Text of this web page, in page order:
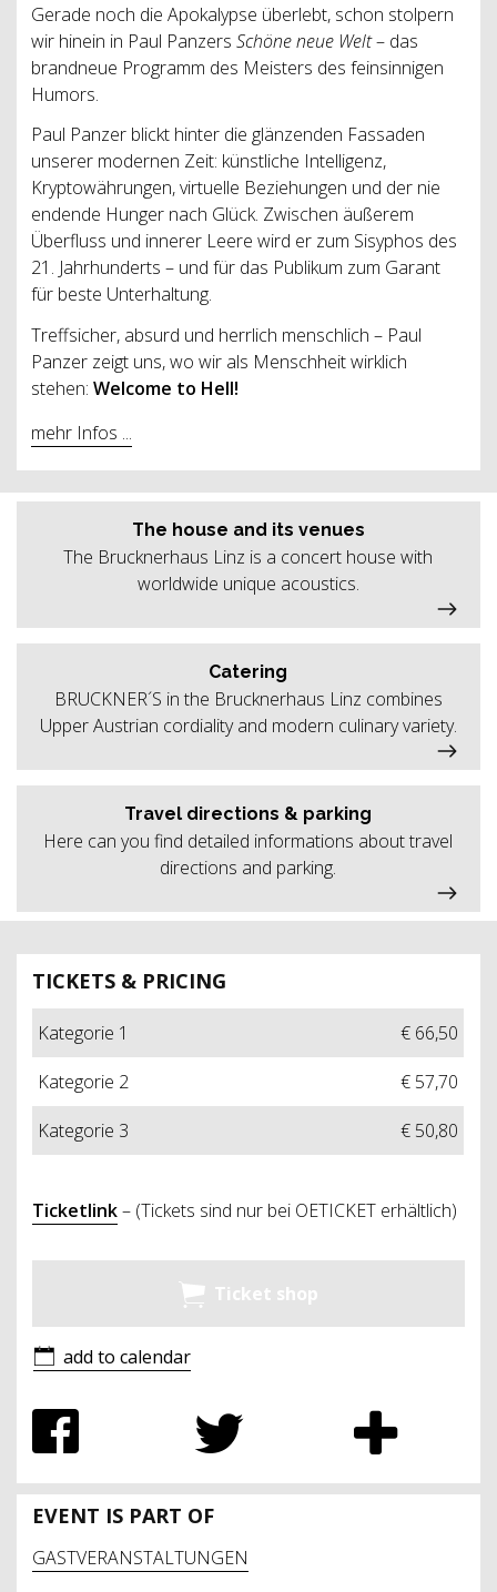
Gerade noch die Apokalypse überlebt, schon stolpern
wir hinein in Paul Panzers Schöne neue Welt– das
brandneue Programm des Meisters des feinsinnigen
Humors.
Paul Panzer blickt hinter die glänzenden Fassaden
unserer modernen Zeit: künstliche Intelligenz,
Kryptowährungen, virtuelle Beziehungen und der nie
endende Hunger nach Glück. Zwischen äußerem
Überfluss und innerer Leere wird er zum Sisyphos des
21. Jahrhunderts – und für das Publikum zum Garant
für beste Unterhaltung.
Treffsicher, absurd und herrlich menschlich – Paul
Panzer zeigt uns, wo wir als Menschheit wirklich
stehen: Welcome to Hell!
mehr Infos ...
TICKETS & PRICING
Kategorie 1
€ 66,50
Kategorie 2
€ 57,70
Kategorie 3
€ 50,80
Ticketlink– (Tickets sind nur bei OETICKET erhältlich)
Ticket shop
add to calendar
EVENT IS PART OF
GASTVERANSTALTUNGEN
The house and its venues
The Brucknerhaus Linz is a concert house with
worldwide unique acoustics.
Catering
BRUCKNER´S in the Brucknerhaus Linz combines
Upper Austrian cordiality and modern culinary variety.
Travel directions & parking
Here can you find detailed informations about travel
directions and parking.